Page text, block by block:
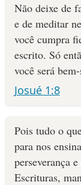
Não deixe de
e de meditar
você cumpra
escrito. Só
você será
Josué 1:8
Pois tudo o
para nos
perseverança
Escrituras,